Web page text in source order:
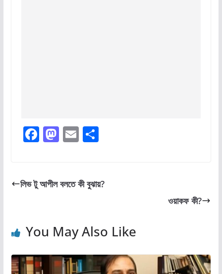
F
e
o
M
o
n
E
l
S
e
লিভ টু আপীল বলতে কী বুঝায়?
ওয়াকফ কী?
You May Also Like